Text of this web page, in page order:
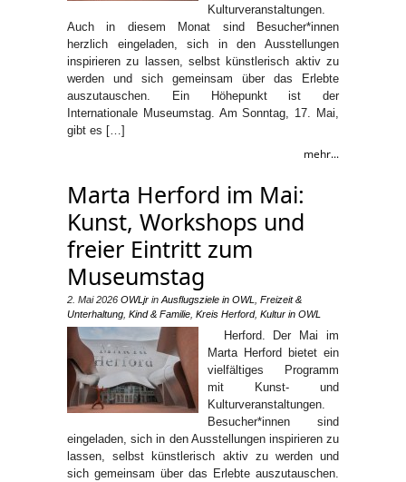
Kulturveranstaltungen.
Auch in diesem Monat sind Besucher*innen
herzlich eingeladen, sich in den Ausstellungen
inspirieren zu lassen, selbst künstlerisch aktiv zu
werden und sich gemeinsam über das Erlebte
auszutauschen. Ein Höhepunkt ist der
Internationale Museumstag. Am Sonntag, 17. Mai,
gibt es […]
mehr...
Marta Herford im Mai:
Kunst, Workshops und
freier Eintritt zum
Museumstag
2. Mai 2026 OWLjr in Ausflugsziele in OWL
Freizeit &
Unterhaltung Kind & Familie Kreis Herford, Kultur in OWL
Herford. Der Mai im
Marta Herford bietet ein
vielfältiges Programm
mit Kunst- und
Kulturveranstaltungen.
Besucher*innen sind
eingeladen, sich in den Ausstellungen inspirieren zu
lassen, selbst künstlerisch aktiv zu werden und
sich gemeinsam über das Erlebte auszutauschen.